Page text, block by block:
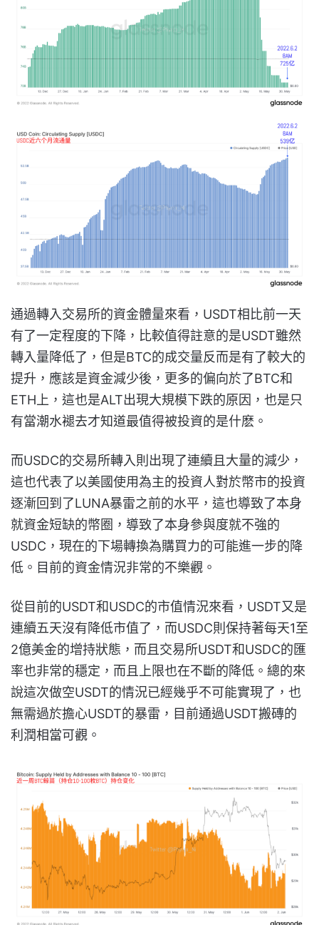
通過轉入交易所的資金體量來看，USDT相比前一天
有了一定程度的下降，比較值得註意的是USDT雖然
轉入量降低了，但是BTC的成交量反而是有了較大的
提升，應該是資金減少後，更多的偏向於了BTC和
ETH上，這也是ALT出現大規模下跌的原因，也是只
有當潮水褪去才知道最值得被投資的是什麽。
而USDC的交易所轉入則出現了連續且大量的減少，
這也代表了以美國使用為主的投資人對於幣市的投資
逐漸回到了LUNA暴雷之前的水平，這也導致了本身
就資金短缺的幣圈，導致了本身參與度就不強的
USDC，現在的下場轉換為購買力的可能進一步的降
低。目前的資金情況非常的不樂觀。
從目前的USDT和USDC的市值情況來看，USDT又是
連續五天沒有降低市值了，而USDC則保持著每天1至
2億美金的增持狀態，而且交易所USDT和USDC的匯
率也非常的穩定，而且上限也在不斷的降低。總的來
說這次做空USDT的情況已經幾乎不可能實現了，也
無需過於擔心USDT的暴雷，目前通過USDT搬磚的
利潤相當可觀。